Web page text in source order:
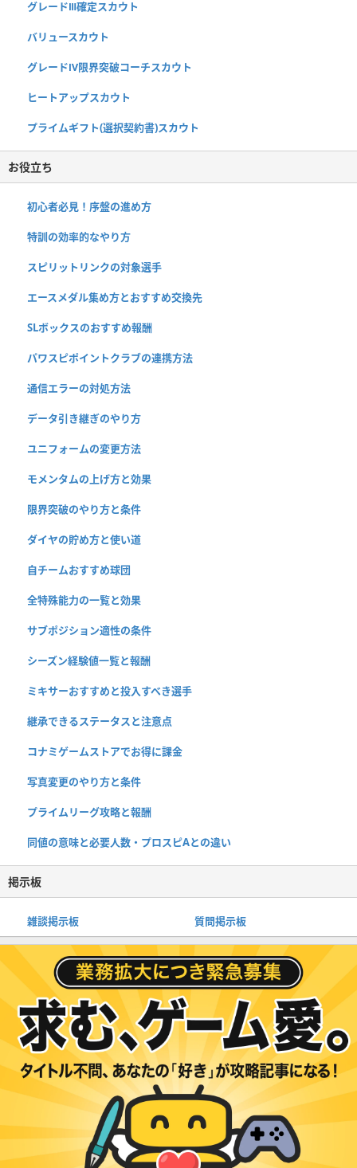
グレードⅢ確定スカウト
バリュースカウト
グレードⅣ限界突破コーチスカウト
ヒートアップスカウト
プライムギフト(選択契約書)スカウト
お役立ち
初心者必見！序盤の進め方
特訓の効率的なやり方
スピリットリンクの対象選手
エースメダル集め方とおすすめ交換先
SLボックスのおすすめ報酬
パワスピポイントクラブの連携方法
通信エラーの対処方法
データ引き継ぎのやり方
ユニフォームの変更方法
モメンタムの上げ方と効果
限界突破のやり方と条件
ダイヤの貯め方と使い道
自チームおすすめ球団
全特殊能力の一覧と効果
サブポジション適性の条件
シーズン経験値一覧と報酬
ミキサーおすすめと投入すべき選手
継承できるステータスと注意点
コナミゲームストアでお得に課金
写真変更のやり方と条件
プライムリーグ攻略と報酬
同値の意味と必要人数・プロスピAとの違い
掲示板
雑談掲示板 質問掲示板